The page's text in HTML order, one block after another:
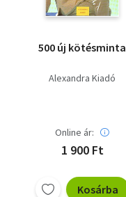
500 új kötésminta
Alexandra Kiadó
Online ár:
1 900 Ft
Kosárba